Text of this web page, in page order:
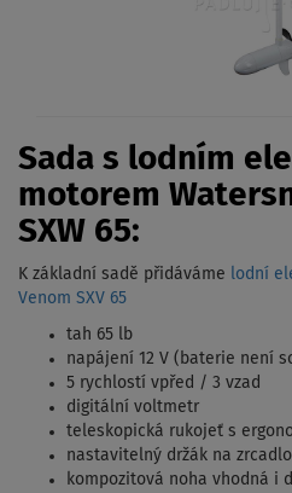
Sada s lodním
motorem
SXW 65:
K základní sadě přidáváme
lodní
Venom SXV 65
tah 65 lb
napájení 12 V (baterie není
5 rychlostí vpřed / 3 vzad
digitální voltmetr
teleskopická rukojeť s
nastavitelný držák na
kompozitová noha vhodná i